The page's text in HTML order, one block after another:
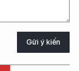
Gửi ý kiến